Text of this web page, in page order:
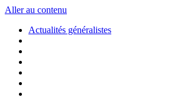
Aller au contenu
Actualités généralistes